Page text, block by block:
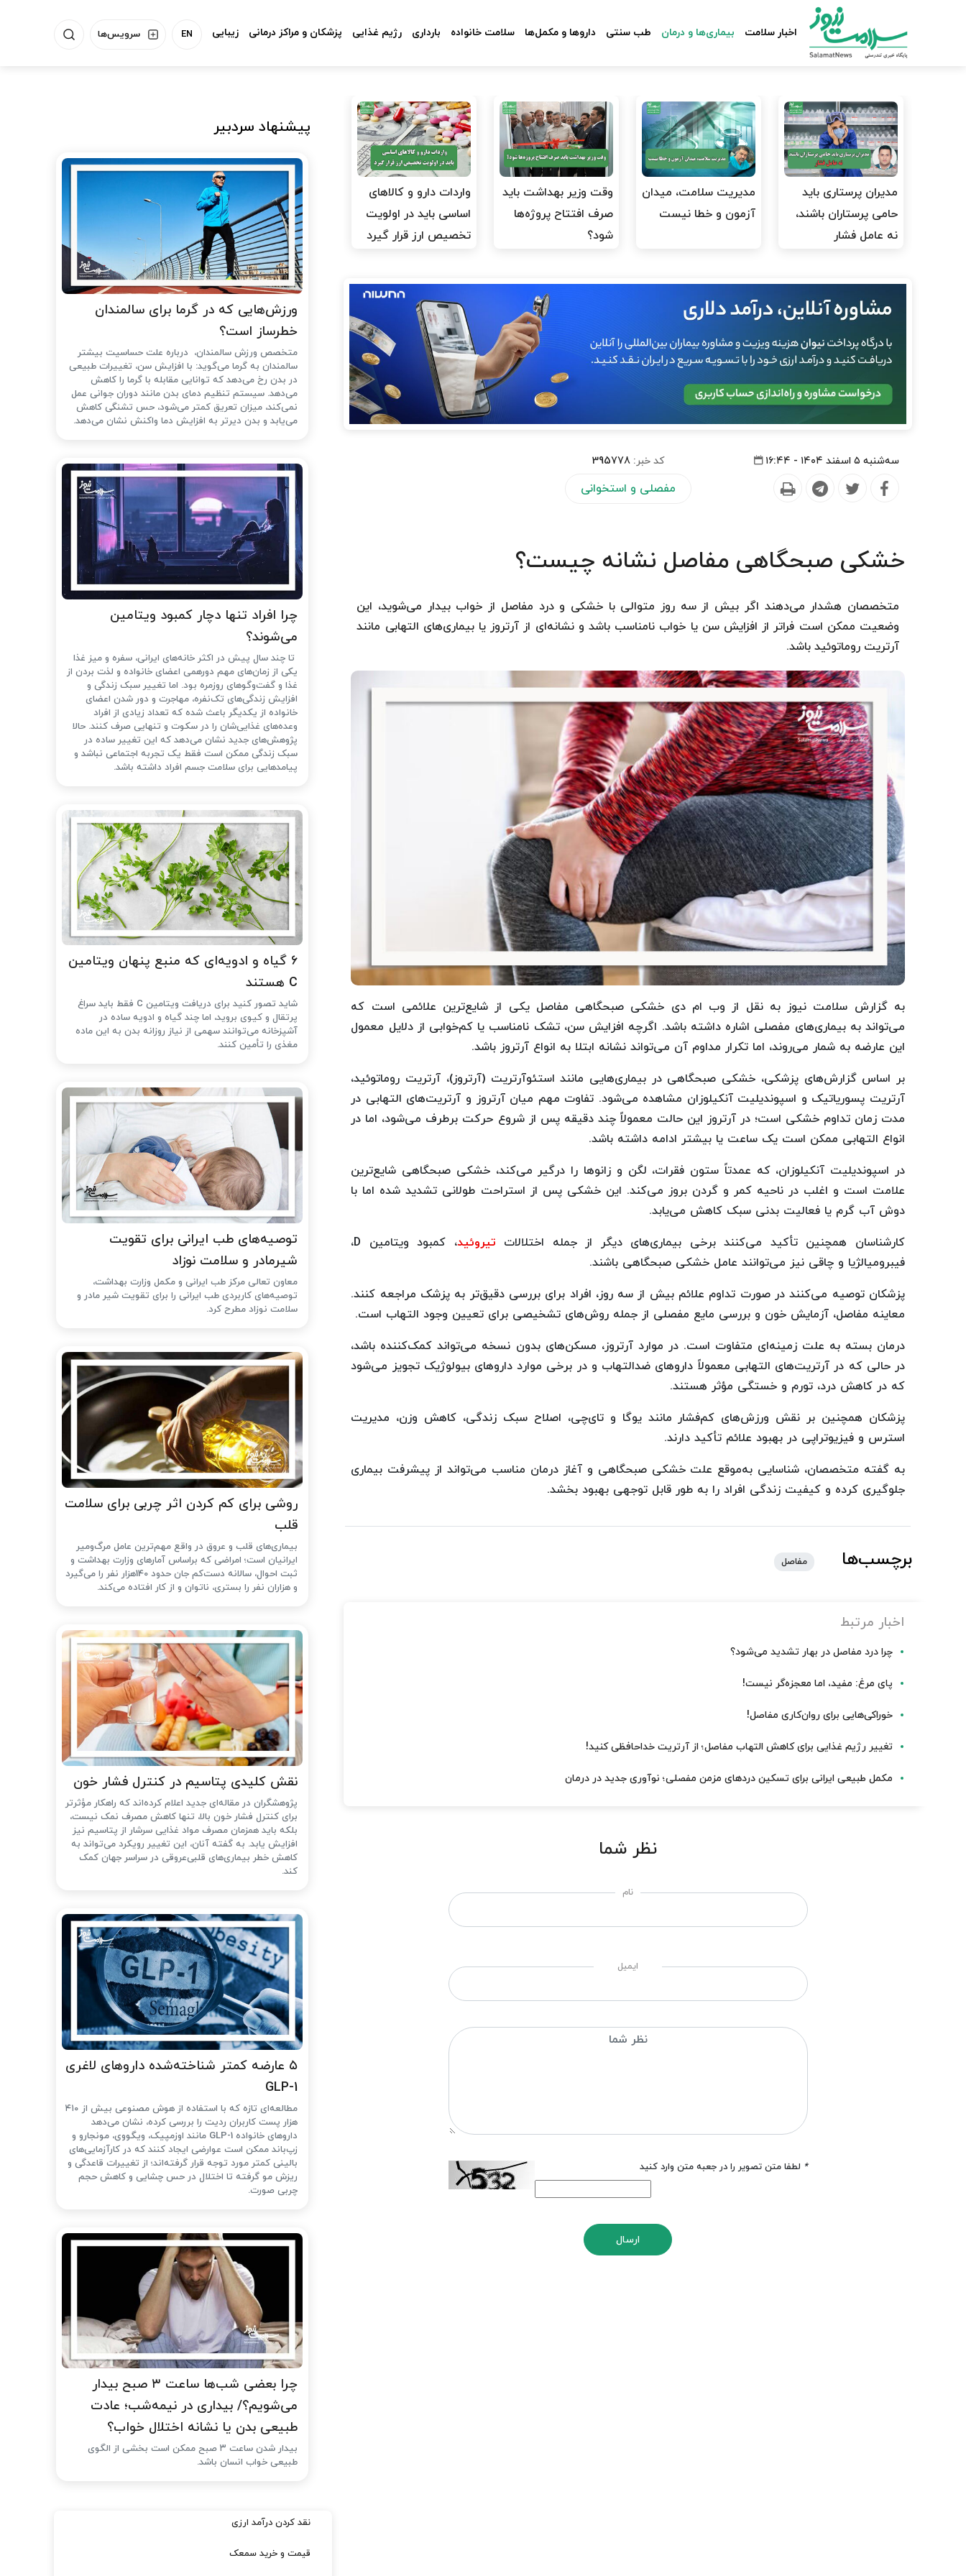
سرویس‌ها EN اخبار سلامت بیماری‌ها و درمان طب سنتی داروها و مکمل‌ها سلامت خانواده بارداری رژیم غذایی پزشکان و مراکز درمانی زیبایی
مدیران پرستاری باید
حامی پرستاران باشند،
نه عامل فشار
مدیریت سلامت، میدان
آزمون و خطا نیست
وقت وزیر بهداشت باید
صرف افتتاح پروژه‌ها
شود؟
واردات دارو و کالاهای
اساسی باید در اولویت
تخصیص ارز قرار گیرد
سه‌شنبه ۵ اسفند ۱۴۰۴ - ۱۶:۴۴ کد خبر:395778
مفصلی و استخوانی
خشکی صبحگاهی مفاصل نشانه چیست؟
متخصصان هشدار می‌دهند اگر بیش از سه روز متوالی با خشکی و درد مفاصل از خواب بیدار می‌شوید، این
وضعیت ممکن است فراتر از افزایش سن یا خواب نامناسب باشد و نشانه‌ای از آرتروز یا بیماری‌های التهابی مانند
آرتریت روماتوئید باشد.
به گزارش سلامت نیوز به نقل از وب ام دی خشکی صبحگاهی مفاصل یکی از شایع‌ترین علائمی است که
می‌تواند به بیماری‌های مفصلی اشاره داشته باشد. اگرچه افزایش سن، تشک نامناسب یا کم‌خوابی از دلایل معمول
این عارضه به شمار می‌روند، اما تکرار مداوم آن می‌تواند نشانه ابتلا به انواع آرتروز باشد.
بر اساس گزارش‌های پزشکی، خشکی صبحگاهی در بیماری‌هایی مانند استئوآرتریت (آرتروز)، آرتریت روماتوئید،
آرتریت پسوریاتیک و اسپوندیلیت آنکیلوزان مشاهده می‌شود. تفاوت مهم میان آرتروز و آرتریت‌های التهابی در
مدت زمان تداوم خشکی است؛ در آرتروز این حالت معمولاً چند دقیقه پس از شروع حرکت برطرف می‌شود، اما در
انواع التهابی ممکن است یک ساعت یا بیشتر ادامه داشته باشد.
در اسپوندیلیت آنکیلوزان، که عمدتاً ستون فقرات، لگن و زانوها را درگیر می‌کند، خشکی صبحگاهی شایع‌ترین
علامت است و اغلب در ناحیه کمر و گردن بروز می‌کند. این خشکی پس از استراحت طولانی تشدید شده اما با
دوش آب گرم یا فعالیت بدنی سبک کاهش می‌یابد.
کارشناسان همچنین تأکید می‌کنند برخی بیماری‌های دیگر از جمله اختلالات تیروئید
، کمبود ویتامین D،
فیبرومیالژیا و چاقی نیز می‌توانند عامل خشکی صبحگاهی باشند.
پزشکان توصیه می‌کنند در صورت تداوم علائم بیش از سه روز، افراد برای بررسی دقیق‌تر به پزشک مراجعه کنند.
معاینه مفاصل، آزمایش خون و بررسی مایع مفصلی از جمله روش‌های تشخیصی برای تعیین وجود التهاب است.
درمان بسته به علت زمینه‌ای متفاوت است. در موارد آرتروز، مسکن‌های بدون نسخه می‌تواند کمک‌کننده باشد،
در حالی که در آرتریت‌های التهابی معمولاً داروهای ضدالتهاب و در برخی موارد داروهای بیولوژیک تجویز می‌شود
که در کاهش درد، تورم و خستگی مؤثر هستند.
پزشکان همچنین بر نقش ورزش‌های کم‌فشار مانند یوگا و تای‌چی، اصلاح سبک زندگی، کاهش وزن، مدیریت
استرس و فیزیوتراپی در بهبود علائم تأکید دارند.
به گفته متخصصان، شناسایی به‌موقع علت خشکی صبحگاهی و آغاز درمان مناسب می‌تواند از پیشرفت بیماری
جلوگیری کرده و کیفیت زندگی افراد را به طور قابل توجهی بهبود بخشد.
برچسب‌ها مفاصل
اخبار مرتبط
چرا درد مفاصل در بهار تشدید می‌شود؟
پای مرغ: مفید، اما معجزه‌گر نیست!
خوراکی‌هایی برای روان‌کاری مفاصل!
تغییر رژیم غذایی برای کاهش التهاب مفاصل؛ از آرتریت خداحافظی کنید!
مکمل طبیعی ایرانی برای تسکین دردهای مزمن مفصلی؛ نوآوری جدید در درمان
نظر شما
نام
ایمیل
* لطفا متن تصویر را در جعبه متن وارد کنید
ارسال
پیشنهاد سردبیر
ورزش‌هایی که در گرما برای سالمندان
خطرساز است؟
متخصص ورزش سالمندان، درباره علت حساسیت بیشتر
سالمندان به گرما می‌گوید: با افزایش سن، تغییرات طبیعی
در بدن رخ می‌دهد که توانایی مقابله با گرما را کاهش
می‌دهد. سیستم تنظیم دمای بدن مانند دوران جوانی عمل
نمی‌کند، میزان تعریق کمتر می‌شود، حس تشنگی کاهش
می‌یابد و بدن دیرتر به افزایش دما واکنش نشان می‌دهد.
چرا افراد تنها دچار کمبود ویتامین
می‌شوند؟
تا چند سال پیش در اکثر خانه‌های ایرانی، سفره و میز غذا
یکی از زمان‌های مهم دورهمی اعضای خانواده و لذت بردن از
غذا و گفت‌وگوهای روزمره بود. اما تغییر سبک زندگی و
افزایش زندگی‌های تک‌نفره، مهاجرت و دور شدن اعضای
خانواده از یکدیگر باعث شده که تعداد زیادی از افراد
وعده‌های غذایی‌شان را در سکوت و تنهایی صرف کنند. حالا
پژوهش‌های جدید نشان می‌دهد که این تغییر ساده در
سبک زندگی ممکن است فقط یک تجربه اجتماعی نباشد و
پیامدهایی برای سلامت جسم افراد داشته باشد.
۶ گیاه و ادویه‌ای که منبع پنهان ویتامین
C هستند
شاید تصور کنید برای دریافت ویتامین C فقط باید سراغ
پرتقال و کیوی بروید، اما چند گیاه و ادویه ساده در
آشپزخانه می‌توانند سهمی از نیاز روزانه بدن به این ماده
مغذی را تأمین کنند.
توصیه‌های طب ایرانی برای تقویت
شیرمادر و سلامت نوزاد
معاون تعالی مرکز طب ایرانی و مکمل وزارت بهداشت،
توصیه‌های کاربردی طب ایرانی را برای تقویت شیر مادر و
سلامت نوزاد مطرح کرد.
روشی برای کم کردن اثر چربی برای سلامت
قلب
بیماری‌های قلب و عروق در واقع مهم‌ترین عامل مرگ‌ومیر
ایرانیان است؛ امراضی که براساس آمارهای وزارت بهداشت و
ثبت احوال، سالانه دست‌کم جان حدود 140هزار نفر را می‌گیرد
و هزاران نفر را بستری، ناتوان و از کار افتاده می‌کند.
نقش کلیدی پتاسیم در کنترل فشار خون
پژوهشگران در مقاله‌ای جدید اعلام کرده‌اند که راهکار مؤثرتر
برای کنترل فشار خون بالا، تنها کاهش مصرف نمک نیست،
بلکه باید همزمان مصرف مواد غذایی سرشار از پتاسیم نیز
افزایش یابد. به گفته آنان، این تغییر رویکرد می‌تواند به
کاهش خطر بیماری‌های قلبی‌عروقی در سراسر جهان کمک
کند.
۵ عارضه کمتر شناخته‌شده داروهای لاغری
GLP-1
مطالعه‌ای تازه که با استفاده از هوش مصنوعی بیش از ۴۱۰
هزار پست کاربران ردیت را بررسی کرده، نشان می‌دهد
داروهای خانواده GLP-1 مانند اوزمپیک، ویگووی، مونجارو و
زپ‌باند ممکن است عوارضی ایجاد کنند که در کارآزمایی‌های
بالینی کمتر مورد توجه قرار گرفته‌اند؛ از تغییرات قاعدگی و
ریزش مو گرفته تا اختلال در حس چشایی و کاهش حجم
چربی صورت.
چرا بعضی شب‌ها ساعت ۳ صبح بیدار
می‌شویم؟/ بیداری در نیمه‌شب؛ عادت
طبیعی بدن یا نشانه اختلال خواب؟
بیدار شدن ساعت ۳ صبح ممکن است بخشی از الگوی
طبیعی خواب انسان باشد.
نقد کردن درآمد ارزی
قیمت و خرید سمعک